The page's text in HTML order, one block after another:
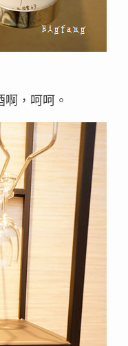
，呵呵。